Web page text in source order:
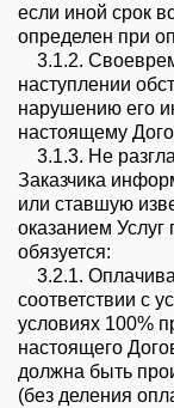
если иной срок
определен при
3.1.2.
наступлении
нарушению его
настоящему
3.1.3. Не
Заказчика
или ставшую
оказанием Услуг
обязуется:
3.2.1.
соответствии с
условиях 100%
настоящего
должна быть
(без деления